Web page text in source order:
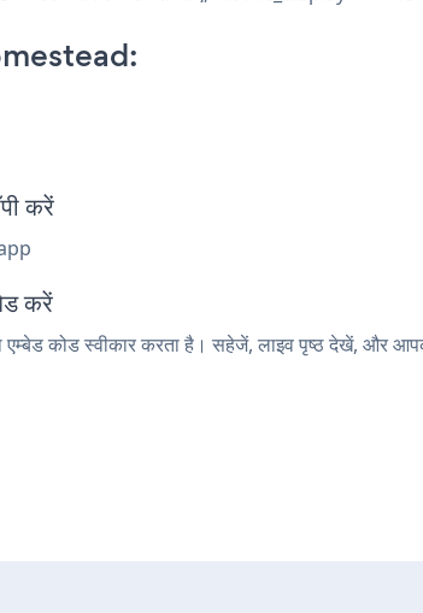
करें
करें
कोड स्वीकार करता है। सहेजें, लाइव पृष्ठ देखें, और